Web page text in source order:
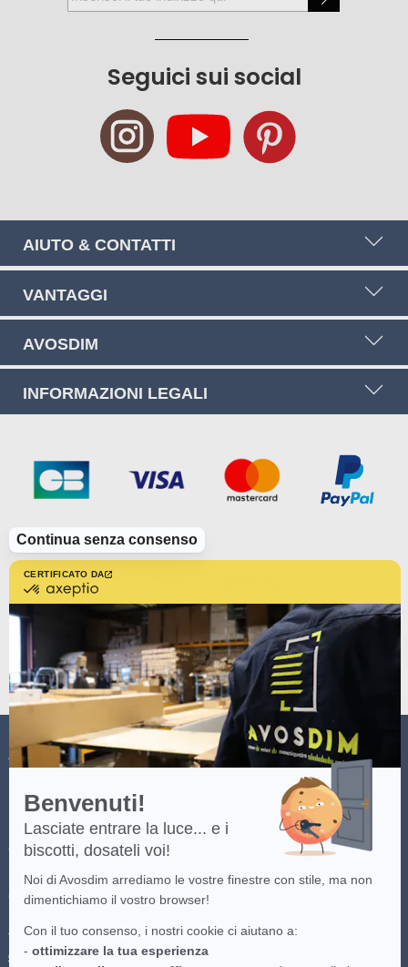
CERTIFICATO DA
-
Scopri
di
più
su
Axeptio
Benvenuti!
Lasciate entrare la luce... e i
biscotti, dosateli voi!
Noi di Avosdim arrediamo le vostre finestre con stile, ma non
dimentichiamo il vostro browser!
Con il tuo consenso, i nostri cookie ci aiutano a:
- ottimizzare la tua esperienza
Continua senza consenso
Seguici sui social
alla
AIUTO & CONTATTI
VANTAGGI
AVOSDIM
INFORMAZIONI LEGALI
AVOSDIM
(*) Consulta i termini e condizioni dell'offerta cliccando qui.
(**)Consegna gratuita per gli ordini superiori a 100 euro consegnati nei
trasportatore più economico disponibile. Per maggiori informazioni clicca
qui .